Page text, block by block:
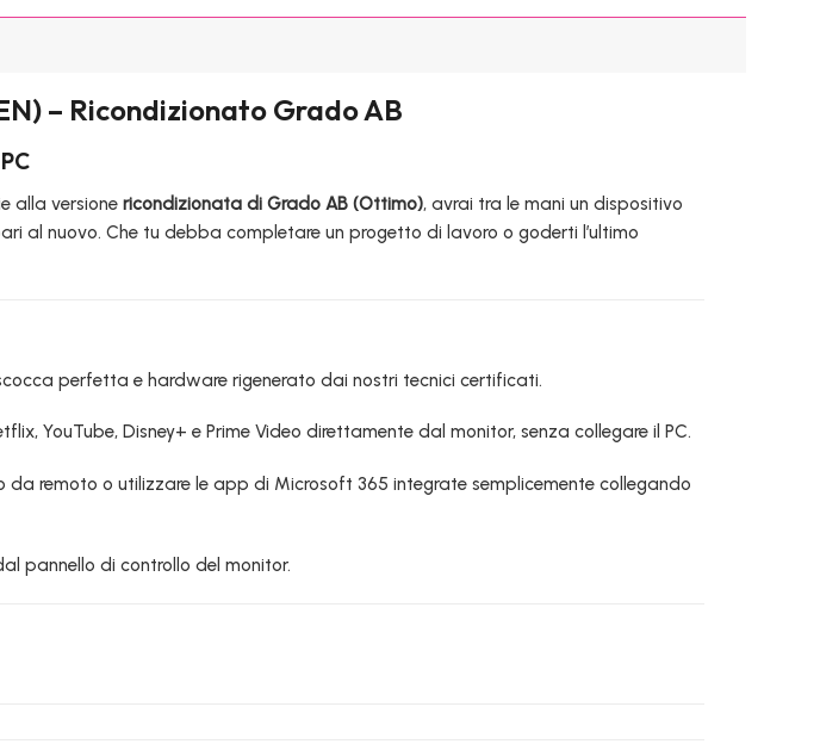
– Ricondizionato Grado AB
alla versione ricondizionata di Grado AB (Ottimo), avrai tra le mani un dispositivo
al nuovo. Che tu debba completare un progetto di lavoro o goderti l’ultimo
perfetta e hardware rigenerato dai nostri tecnici certificati.
YouTube, Disney+ e Prime Video direttamente dal monitor, senza collegare il PC.
da remoto o utilizzare le app di Microsoft 365 integrate semplicemente collegando
pannello di controllo del monitor.